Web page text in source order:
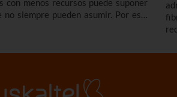
siempre pueden asumir. Por eso,